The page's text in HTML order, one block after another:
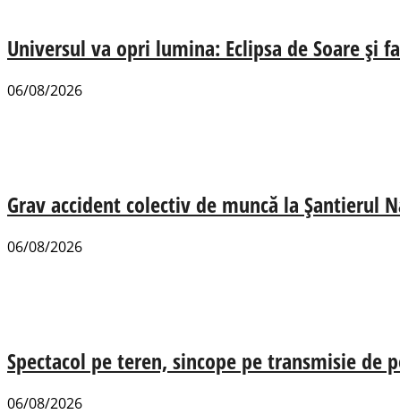
Universul va opri lumina: Eclipsa de Soare și
06/08/2026
Grav accident colectiv de muncă la Șantierul
06/08/2026
Spectacol pe teren, sincope pe transmisie
06/08/2026